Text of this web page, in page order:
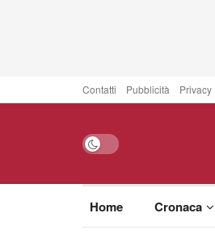
Contatti Pubblicità Privacy
Home Cronaca